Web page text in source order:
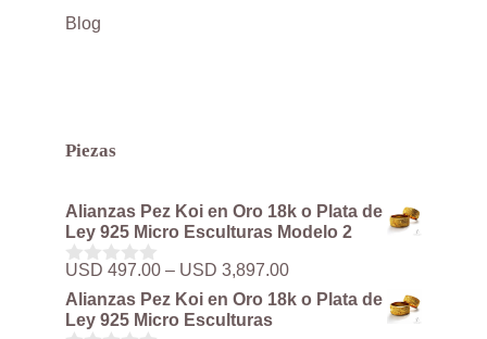
Blog
Piezas
Alianzas Pez Koi en Oro 18k o Plata de
Ley 925 Micro Esculturas Modelo 2
0
d
e
5
USD 497.00 – USD 3,897.00Rango
de
precios:
Alianzas Pez Koi en Oro 18k o Plata de
Ley 925 Micro Esculturas